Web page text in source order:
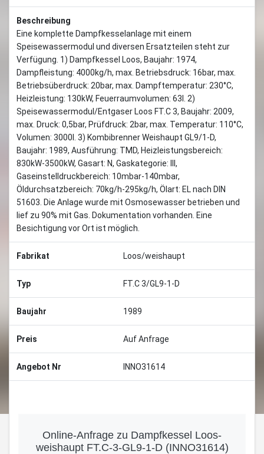
Beschreibung
Eine komplette Dampfkesselanlage mit einem
Speisewassermodul und diversen Ersatzteilen steht zur
Verfügung. 1) Dampfkessel Loos, Baujahr: 1974,
Dampfleistung: 4000kg/h, max. Betriebsdruck: 16bar, max.
Betriebsüberdruck: 20bar, max. Dampftemperatur: 230°C,
Heizleistung: 130kW, Feuerraumvolumen: 63l. 2)
Speisewassermodul/Entgaser Loos FT.C 3, Baujahr: 2009,
max. Druck: 0,5bar, Prüfdruck: 2bar, max. Temperatur: 110°C,
Volumen: 3000l. 3) Kombibrenner Weishaupt GL9/1-D,
Baujahr: 1989, Ausführung: TMD, Heizleistungsbereich:
830kW-3500kW, Gasart: N, Gaskategorie: III,
Gaseinstelldruckbereich: 10mbar-140mbar,
Öldurchsatzbereich: 70kg/h-295kg/h, Ölart: EL nach DIN
51603. Die Anlage wurde mit Osmosewasser betrieben und
lief zu 90% mit Gas. Dokumentation vorhanden. Eine
Besichtigung vor Ort ist möglich.
Fabrikat Loos/weishaupt
Typ FT.C 3/GL9-1-D
Baujahr 1989
Preis Auf Anfrage
Angebot Nr INNO31614
Online-Anfrage zu Dampfkessel Loos-
weishaupt FT.C-3-GL9-1-D (INNO31614)